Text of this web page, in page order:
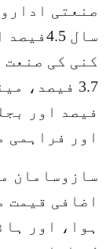
صنعتی
سال
کنی کی صنعت
فیصد اور
اور فراہمی میں 6.8 فیصد
سازوسامان
ہوا، اور